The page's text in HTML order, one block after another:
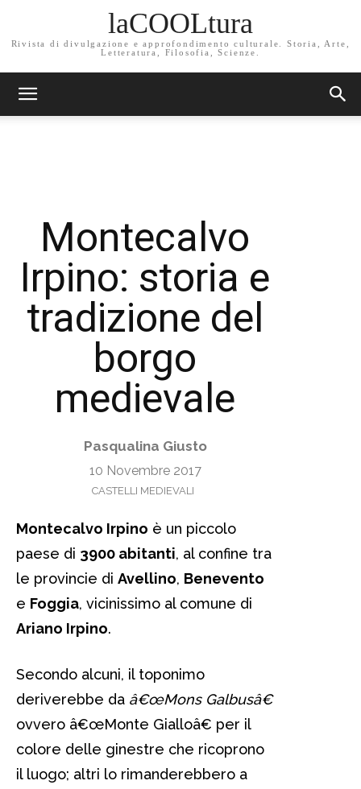
laCOOLtura
Rivista di divulgazione e approfondimento culturale. Storia, Arte,
Letteratura, Filosofia, Scienze.
Montecalvo
Irpino: storia e
tradizione del
borgo
medievale
Pasqualina Giusto
10 Novembre 2017
CASTELLI MEDIEVALI
Montecalvo Irpino è un piccolo
paese di 3900 abitanti, al confine tra
le provincie di Avellino, Benevento
e Foggia, vicinissimo al comune di
Ariano Irpino.
Secondo alcuni, il toponimo
deriverebbe da â€œMons Galbusâ€
ovvero â€œMonte Gialloâ€ per il
colore delle ginestre che ricoprono
il luogo; altri lo rimanderebbero a